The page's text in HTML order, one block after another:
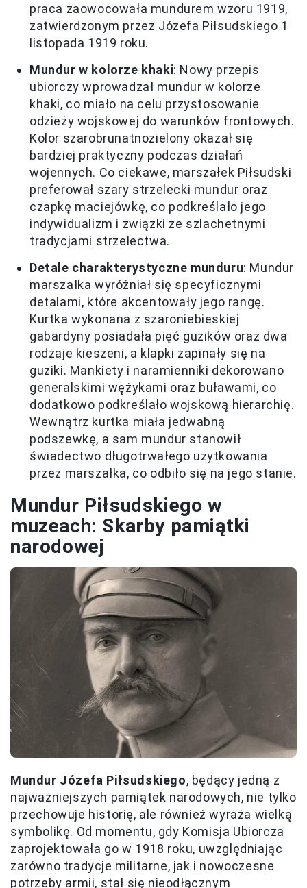
praca zaowocowała mundurem wzoru 1919,
zatwierdzonym przez Józefa Piłsudskiego 1
listopada 1919 roku.
Mundur w kolorze khaki: Nowy przepis
ubiorczy wprowadzał mundur w kolorze
khaki, co miało na celu przystosowanie
odzieży wojskowej do warunków frontowych.
Kolor szarobrunatnozielony okazał się
bardziej praktyczny podczas działań
wojennych. Co ciekawe, marszałek Piłsudski
preferował szary strzelecki mundur oraz
czapkę maciejówkę, co podkreślało jego
indywidualizm i związki ze szlachetnymi
tradycjami strzelectwa.
Detale charakterystyczne munduru: Mundur
marszałka wyróżniał się specyficznymi
detalami, które akcentowały jego rangę.
Kurtka wykonana z szaroniebieskiej
gabardyny posiadała pięć guzików oraz dwa
rodzaje kieszeni, a klapki zapinały się na
guziki. Mankiety i naramienniki dekorowano
generalskimi wężykami oraz buławami, co
dodatkowo podkreślało wojskową hierarchię.
Wewnątrz kurtka miała jedwabną
podszewkę, a sam mundur stanowił
świadectwo długotrwałego użytkowania
przez marszałka, co odbiło się na jego stanie.
Mundur Piłsudskiego w
muzeach: Skarby pamiątki
narodowej
Mundur Józefa Piłsudskiego, będący jedną z
najważniejszych pamiątek narodowych, nie tylko
przechowuje historię, ale również wyraża wielką
symbolikę. Od momentu, gdy Komisja Ubiorcza
zaprojektowała go w 1918 roku, uwzględniając
zarówno tradycje militarne, jak i nowoczesne
potrzeby armii, stał się nieodłącznym